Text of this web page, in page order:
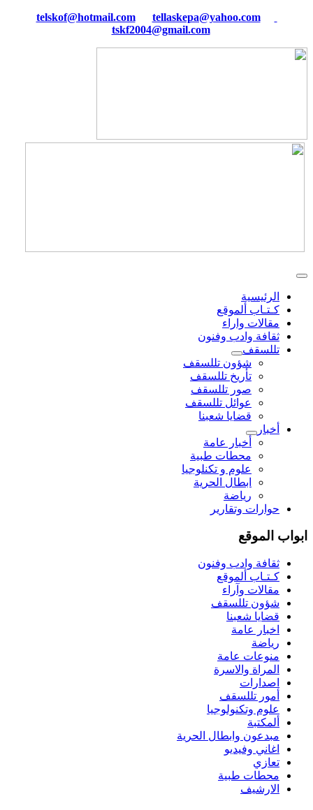
tellaskepa@yahoo.com
tskf2004@gmail.com
الرئيسية
كـتـاب ألموقع
مقالات واراء
ثقافة وادب وفنون
تللسقف
شؤون تللسقف
تأريخ تللسقف
صور تللسقف
عوائل تللسقف
قضايا شعبنا
أخبار
أخبار عامة
محطات طبية
علوم و تکنلوجیا
ابطال الحرية
رياضة
حوارات وتقارير
ابواب الموقع
ثقافة وادب وفنون
كـتـاب ألموقع
مقالات وآراء
شؤون تللسقف
قضايا شعبنا
اخبار عامة
رياضة
منوعات عامة
المراة والاسرة
اصدارات
أمور تللسقف
علوم وتكنولوجيا
ألمكتبة
مبدعون وابطال الحرية
اغاني وفيديو
تعازي
محطات طبية
الارشيف